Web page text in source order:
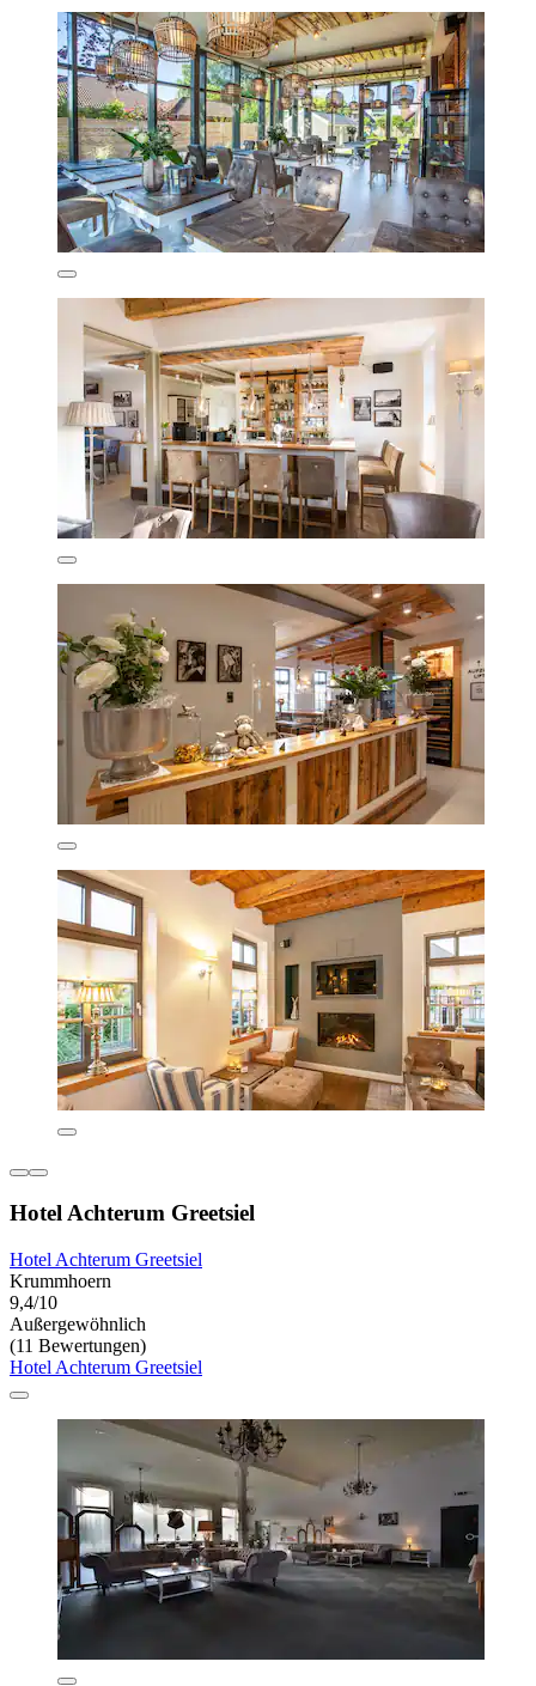
Hotel Achterum Greetsiel
Hotel Achterum Greetsiel
Krummhoern
9,4/10
Außergewöhnlich
(11 Bewertungen)
Hotel Achterum Greetsiel